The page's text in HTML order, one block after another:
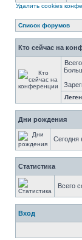
Удалить cookies
Список форумов
Кто сейчас на
Дни рождения
Сегодня
Статистика
Всего
Вход